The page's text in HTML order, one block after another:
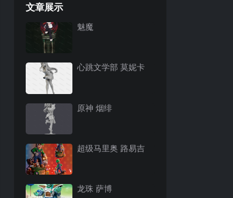
文章展示
魅魔
心跳文学部 莫妮卡
原神 烟绯
超级马里奥 路易吉
龙珠 萨博